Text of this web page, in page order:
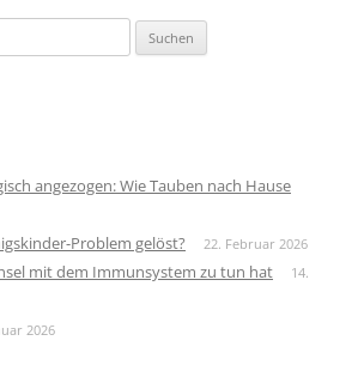
angezogen: Wie Tauben nach Hause
Problem gelöst? 22. Februar 2026
mit dem Immunsystem zu tun hat
14.
2026